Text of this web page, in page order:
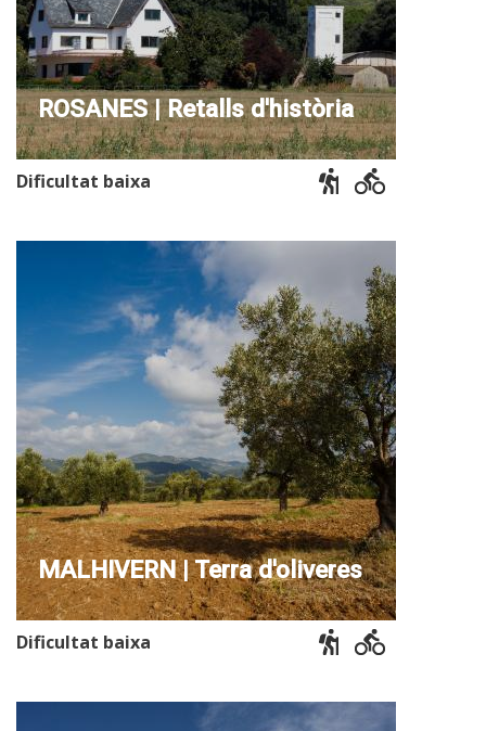
ROSANES | Retalls d'història
Dificultat baixa
MALHIVERN | Terra d'oliveres
Dificultat baixa